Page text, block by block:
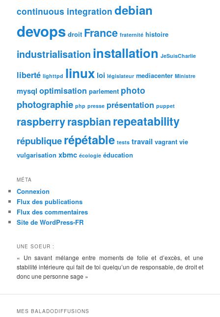
continuous integration debian
devops droit France fraternité histoire
industrialisation installation JeSuisCharlie
liberté lighttpd linux loi législateur mediacenter Ministre
mysql optimisation parlement photo
photographie php presse présentation puppet
raspberryraspbianrepeatability
républiquerépétable tests travail vagrant vie
vulgarisation xbmc écologie éducation
MÉTA
Connexion
Flux des publications
Flux des commentaires
Site de WordPress-FR
UNE SOEUR :
« Un savant mélange entre moments de folie et d’excès, et une
stabilité intérieure qui fait de toi quelqu’un de responsable, de droit et
donc une personne sage »
MES BALADODIFFUSIONS